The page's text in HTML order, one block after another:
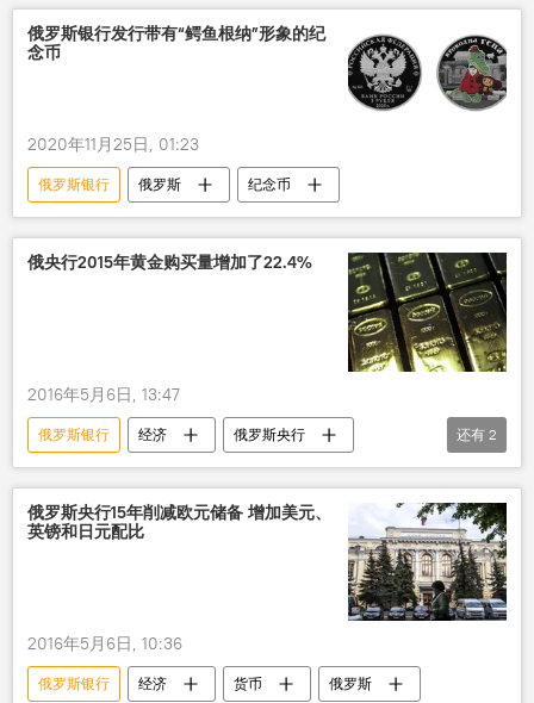
俄罗斯银行发行带有“鳄鱼根纳”形象的纪
念币
2020年11月25日, 01:23
俄罗斯银行 俄罗斯 纪念币
俄央行2015年黄金购买量增加了22.4%
2016年5月6日, 13:47
俄罗斯银行 经济
俄罗斯央行
黄金
黄金储备 俄罗斯
还有 2
俄罗斯央行15年削减欧元储备 增加美元、
英镑和日元配比
2016年5月6日, 10:36
俄罗斯银行 经济 货币 俄罗斯